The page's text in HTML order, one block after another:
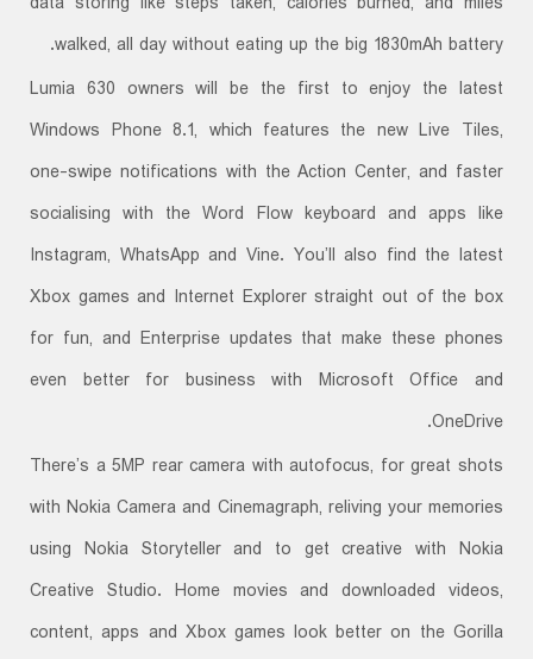
walked, all day without eating up the big 1830mAh battery.
Lumia 630 owners will be the first to enjoy the latest
Windows Phone 8.1, which features the new Live Tiles,
one-swipe notifications with the Action Center, and faster
socialising with the Word Flow keyboard and apps like
Instagram, WhatsApp and Vine. You’ll also find the latest
Xbox games and Internet Explorer straight out of the box
for fun, and Enterprise updates that make these phones
even better for business with Microsoft Office and
OneDrive.
There’s a 5MP rear camera with autofocus, for great shots
with Nokia Camera and Cinemagraph, reliving your memories
using Nokia Storyteller and to get creative with Nokia
Creative Studio. Home movies and downloaded videos,
content, apps and Xbox games look better on the Gorilla